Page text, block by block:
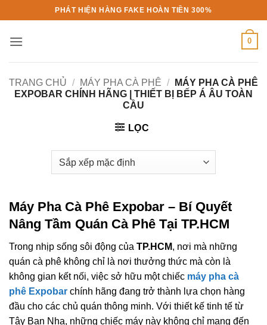
qua
nội
PHÁT HIỆN HÀNG FAKE HOÀN TIỀN 300%
0
TRANG CHỦ / MÁY PHA CÀ PHÊ /
MÁY PHA CÀ PHÊ
EXPOBAR CHÍNH HÃNG | THIẾT BỊ BẾP Á ÂU TOÀN
CẦU
LỌC
Máy Pha Cà Phê Expobar – Bí Quyết
Nâng Tầm Quán Cà Phê Tại TP.HCM
Trong nhịp sống sôi động của TP.HCM, nơi mà những
quán cà phê không chỉ là nơi thưởng thức mà còn là
không gian kết nối, việc sở hữu một chiếc máy pha cà
phê Expobar chính hãng đang trở thành lựa chọn hàng
đầu cho các chủ quán thông minh. Với thiết kế tinh tế từ
Tây Ban Nha, những chiếc máy này không chỉ mang đến